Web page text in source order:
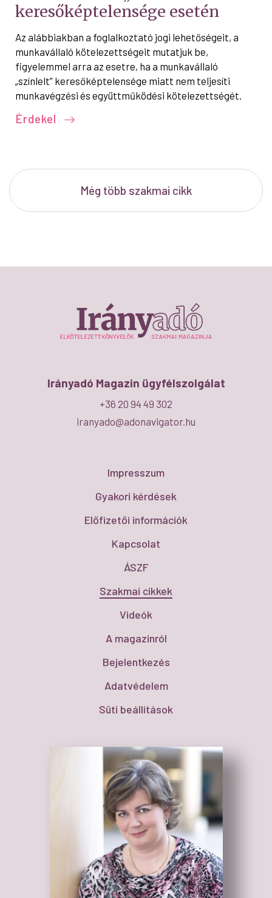
keresőképtelensége esetén
Az alábbiakban a foglalkoztató jogi lehetőségeit, a
munkavállaló kötelezettségeit mutatjuk be,
figyelemmel arra az esetre, ha a munkavállaló
„színlelt” keresőképtelensége miatt nem teljesíti
munkavégzési és együttműködési kötelezettségét.
Érdekel
Még több szakmai cikk
Irányadó Magazin ügyfélszolgálat
+36 20 94 49 302
iranyado@adonavigator.hu
Impresszum
Gyakori kérdések
Előfizetői információk
Kapcsolat
ÁSZF
Szakmai cikkek
Videók
A magazinról
Bejelentkezés
Adatvédelem
Süti beállítások